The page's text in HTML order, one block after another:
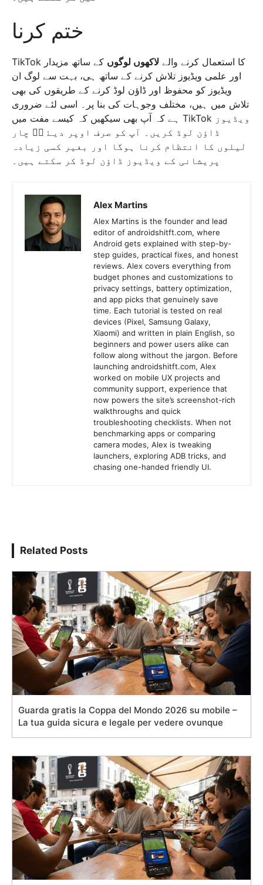
ختم کرنا
TikTok کا استعمال کرنے والے لاکھوں لوگوں کے ساتھ مزیدار
اور علمی ویڈیوز تلاش کرنے کے ساتھ ہی، بہت سے لوگ ان
ویڈیوز کو محفوظ اور ڈاؤن لوڈ کرنے کے طریقوں کی بھی
تلاش میں ہیں، مختلف وجوہات کی بنا پر۔ اسی لئے ضروری
ہے کہ آپ بھی سیکھیں کہ کیسے مفت میں TikTok ویڈیوز
ڈاؤن لوڈ کریں۔ آپ کو صرف اوپر دیۓ گؓ چار
لیلوں کا انتظام کرنا ہوگا اور بغیر کسی زیادہ
پریشانی کے ویڈیوز ڈاؤن لوڈ کر سکتے ہیں۔
Alex Martins
Alex Martins is the founder and lead
editor of androidshitft.com, where
Android gets explained with step-by-
step guides, practical fixes, and honest
reviews. Alex covers everything from
budget phones and customizations to
privacy settings, battery optimization,
and app picks that genuinely save
time. Each tutorial is tested on real
devices (Pixel, Samsung Galaxy,
Xiaomi) and written in plain English, so
beginners and power users alike can
follow along without the jargon. Before
launching androidshitft.com, Alex
worked on mobile UX projects and
community support, experience that
now powers the site’s screenshot-rich
walkthroughs and quick
troubleshooting checklists. When not
benchmarking apps or comparing
camera modes, Alex is tweaking
launchers, exploring ADB tricks, and
chasing one-handed friendly UI.
Related Posts
Guarda gratis la Coppa del Mondo 2026 su mobile –
La tua guida sicura e legale per vedere ovunque